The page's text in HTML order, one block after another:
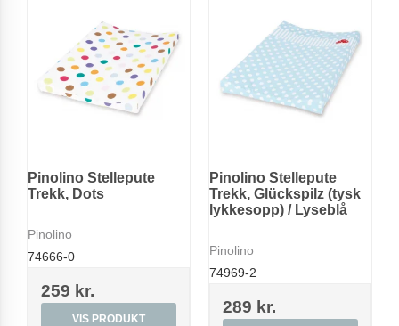
Pinolino Stellepute
Trekk, Dots
Pinolino
74666-0
259 kr.
VIS PRODUKT
Pinolino Stellepute
Trekk, Glückspilz (tysk
lykkesopp) / Lyseblå
Pinolino
74969-2
289 kr.